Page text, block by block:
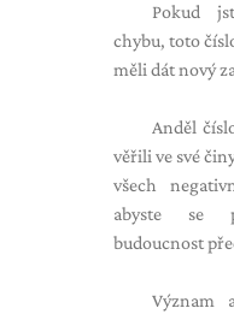
Pokud
chybu, toto
měli dát nový
Anděl
věřili ve své
všech
abyste se
budoucnost
Význam